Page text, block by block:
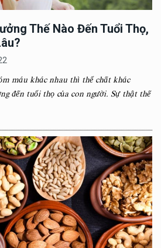
Thế Nào Đến Tuổi Thọ,
máu khác nhau thì thể chất khác
đến tuổi thọ của con người. Sự thật thế